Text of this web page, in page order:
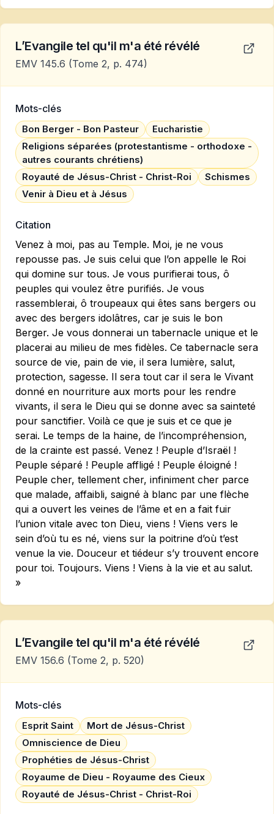
L’Evangile tel qu'il m'a été révélé
EMV 145.6 (Tome 2, p. 474)
Mots-clés
Bon Berger - Bon Pasteur
Eucharistie
Religions séparées (protestantisme - orthodoxe -
autres courants chrétiens)
Royauté de Jésus-Christ - Christ-Roi
Schismes
Venir à Dieu et à Jésus
Citation
Venez à moi, pas au Temple. Moi, je ne vous
repousse pas. Je suis celui que l’on appelle le Roi
qui domine sur tous. Je vous purifierai tous, ô
peuples qui voulez être purifiés. Je vous
rassemblerai, ô troupeaux qui êtes sans bergers ou
avec des bergers idolâtres, car je suis le bon
Berger. Je vous donnerai un tabernacle unique et le
placerai au milieu de mes fidèles. Ce tabernacle sera
source de vie, pain de vie, il sera lumière, salut,
protection, sagesse. Il sera tout car il sera le Vivant
donné en nourriture aux morts pour les rendre
vivants, il sera le Dieu qui se donne avec sa sainteté
pour sanctifier. Voilà ce que je suis et ce que je
serai. Le temps de la haine, de l’incompréhension,
de la crainte est passé. Venez ! Peuple d’Israël !
Peuple séparé ! Peuple affligé ! Peuple éloigné !
Peuple cher, tellement cher, infiniment cher parce
que malade, affaibli, saigné à blanc par une flèche
qui a ouvert les veines de l’âme et en a fait fuir
l’union vitale avec ton Dieu, viens ! Viens vers le
sein d’où tu es né, viens sur la poitrine d’où t’est
venue la vie. Douceur et tiédeur s’y trouvent encore
pour toi. Toujours. Viens ! Viens à la vie et au salut.
»
L’Evangile tel qu'il m'a été révélé
EMV 156.6 (Tome 2, p. 520)
Mots-clés
Esprit Saint
Mort de Jésus-Christ
Omniscience de Dieu
Prophéties de Jésus-Christ
Royaume de Dieu - Royaume des Cieux
Royauté de Jésus-Christ - Christ-Roi